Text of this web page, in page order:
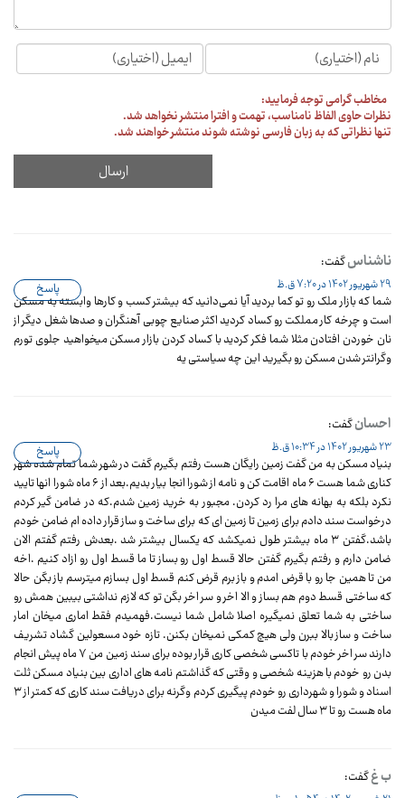
مخاطب گرامی توجه فرمایید:
نظرات حاوی الفاظ نامناسب، تهمت و افترا منتشر نخواهد شد.
تنها نظراتی که به زبان فارسی نوشته شوند منتشر خواهند شد.
ناشناسگفت:
29 شهریور 1402 در 7:20 ق.ظ
شما که بازار ملک رو تو کما بردید آیا نمی‌دانید که بیشتر کسب و کارها وابسته به مسکن
است و چرخه کار مملکت رو کساد کردید اکثر صنایع چوبی آهنگران و صدها شغل دیگر از
نان خوردن افتادن مثلا شما فکر کردید با کساد کردن بازار مسکن میخواهید جلوی تورم
وگرانتر شدن مسکن رو بگیرید این چه سیاستی یه
پاسخ
احسانگفت:
23 شهریور 1402 در 10:34 ق.ظ
بنیاد مسکن به من گفت زمین رایگان هست رفتم بگیرم گفت در شهر شما تمام شده شهر
کناری شما هست ۶ ماه اقامت کن و نامه از شورا انجا بیار بدیم.بعد از ۶ ماه شورا انها تایید
نکرد بلکه به بهانه های مرا رد کردن. مجبور به خرید زمین شدم.که در ضامن گیر کردم
درخواست سند دادم برای زمین تا زمین ای که برای ساخت و ساز قرار داده ام ضامن خودم
باشد.گفتن ۳ ماه بیشتر طول نمیکشد که یکسال بیشتر شد .بعدش رفتم گفتم الان
ضامن دارم و رفتم بگیرم گفتن حالا قسط اول رو بساز تا ما قسط اول رو ازاد کنیم .اخه
من تا همین جا رو با قرض امدم و باز برم قرض کنم قسط اول بسازم میترسم باز بگن حالا
که ساختی قسط دوم هم بساز و الا اخر و سر اخر بگن تو که لازم نداشتی بیبین همش رو
ساختی به شما تعلق نمیگیره اصلا شامل شما نیست.فهمیدم فقط اماری میخان امار
ساخت و ساز بالا ببرن ولی هیچ کمکی نمیخان بکنن. تازه خود مسعولین گشاد تشریف
دارند سر اخر خودم با تاکسی شخصی کاری قرار بوده برای سند زمین من ۷ ماه پیش انجام
بدن رو خودم با هزینه شخصی و وقتی که گذاشتم نامه های اداری بین بنیاد مسکن ثلت
اسناد و شورا و شهرداری رو خودم پیگیری کردم وگرنه برای دریافت سند کاری که کمتر از ۳
ماه هست رو تا ۳ سال لفت میدن
پاسخ
ب غگفت: